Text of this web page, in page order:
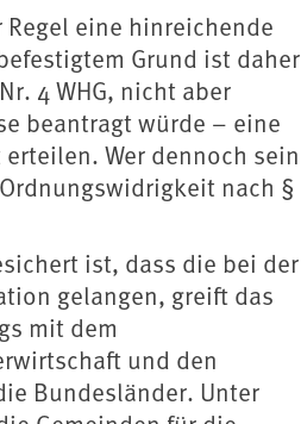
eine hinreichende
Grund ist daher
4 WHG, nicht aber
beantragt würde – eine
Wer dennoch sein
nach §
ist, dass die bei der
gelangen, greift das
mit dem
und den
Bundesländer. Unter